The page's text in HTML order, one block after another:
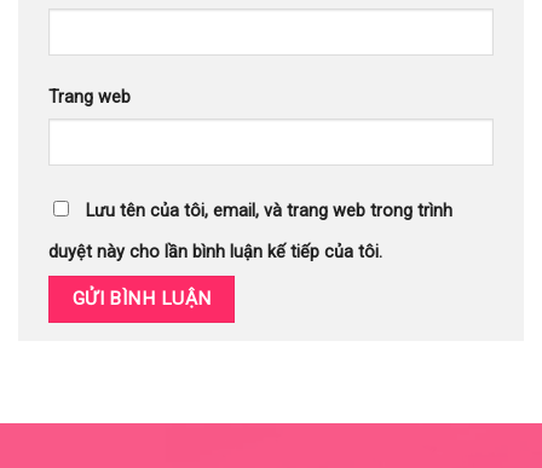
Trang web
Lưu tên của tôi, email, và trang web trong trình
duyệt này cho lần bình luận kế tiếp của tôi.